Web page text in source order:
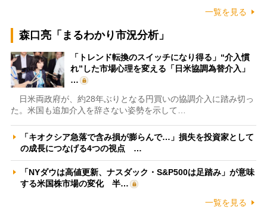
一覧を見る
森口亮「まるわかり市況分析」
「トレンド転換のスイッチになり得る」“介入慣
れ”した市場心理を変える「日米協調為替介入」
…
日米両政府が、約28年ぶりとなる円買いの協調介入に踏み切っ
た。米国も追加介入を辞さない姿勢を示して…
「キオクシア急落で含み損が膨らんで…」損失を投資家として
の成長につなげる4つの視点 …
「NYダウは高値更新、ナスダック・S&P500は足踏み」が意味
する米国株市場の変化 半…
一覧を見る